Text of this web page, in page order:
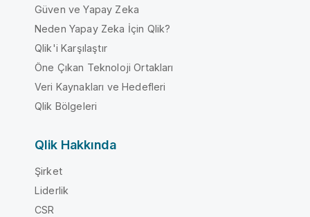
Güven ve Yapay Zeka
Neden Yapay Zeka İçin Qlik?
Qlik'i Karşılaştır
Öne Çıkan Teknoloji Ortakları
Veri Kaynakları ve Hedefleri
Qlik Bölgeleri
Qlik Hakkında
Şirket
Liderlik
CSR